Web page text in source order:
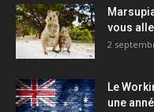
vous
2
Le
une